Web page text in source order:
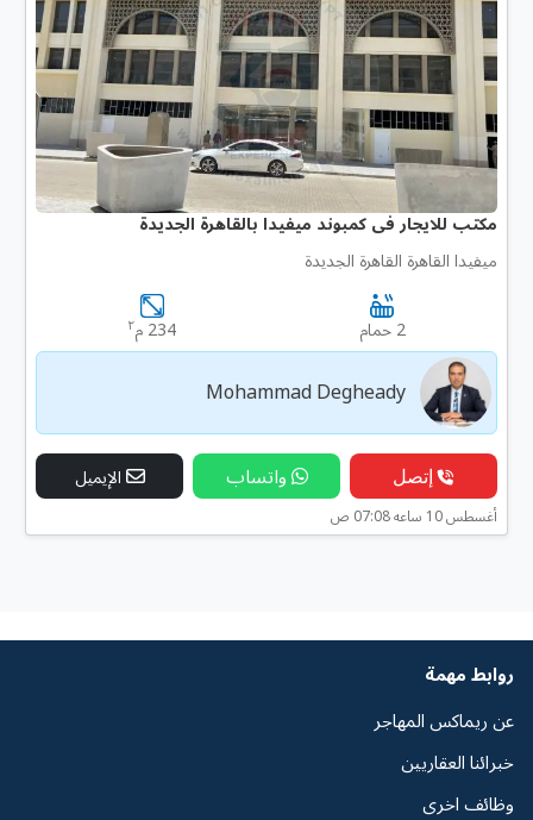
مكتب للايجار فى كمبوند ميفيدا بالقاهرة الجديدة
ميفيدا القاهرة القاهرة الجديدة
2 حمام 234 م ٢
Mohammad Degheady
إتصل واتساب الإيميل
أغسطس 10 ساعه 07:08 ص
روابط مهمة
عن ريماكس المهاجر
خبرائنا العقاريين
وظائف اخرى